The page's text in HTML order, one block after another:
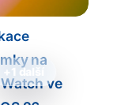
+1 další